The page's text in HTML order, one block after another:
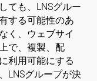
ても、LNSグルー
する可能性のあ
く、ウェブサイ
で、複製、配
利用可能にする
LNSグループが決